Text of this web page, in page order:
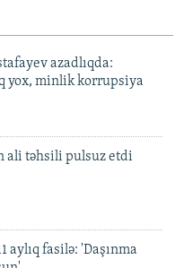
azadlıqda:
yox, minlik korrupsiya
ali təhsili pulsuz etdi
aylıq fasilə: 'Daşınma